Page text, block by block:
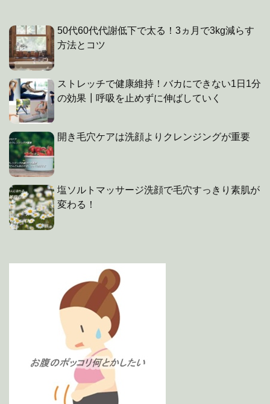
50代60代代謝低下で太る！3ヵ月で3kg減らす
方法とコツ
ストレッチで健康維持！バカにできない1日1分
の効果┃呼吸を止めずに伸ばしていく
開き毛穴ケアは洗顔よりクレンジングが重要
塩ソルトマッサージ洗顔で毛穴すっきり素肌が
変わる！